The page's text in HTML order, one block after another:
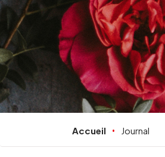
Accueil Journal